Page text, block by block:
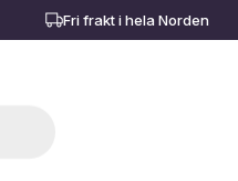
Fri frakt i hela Norden